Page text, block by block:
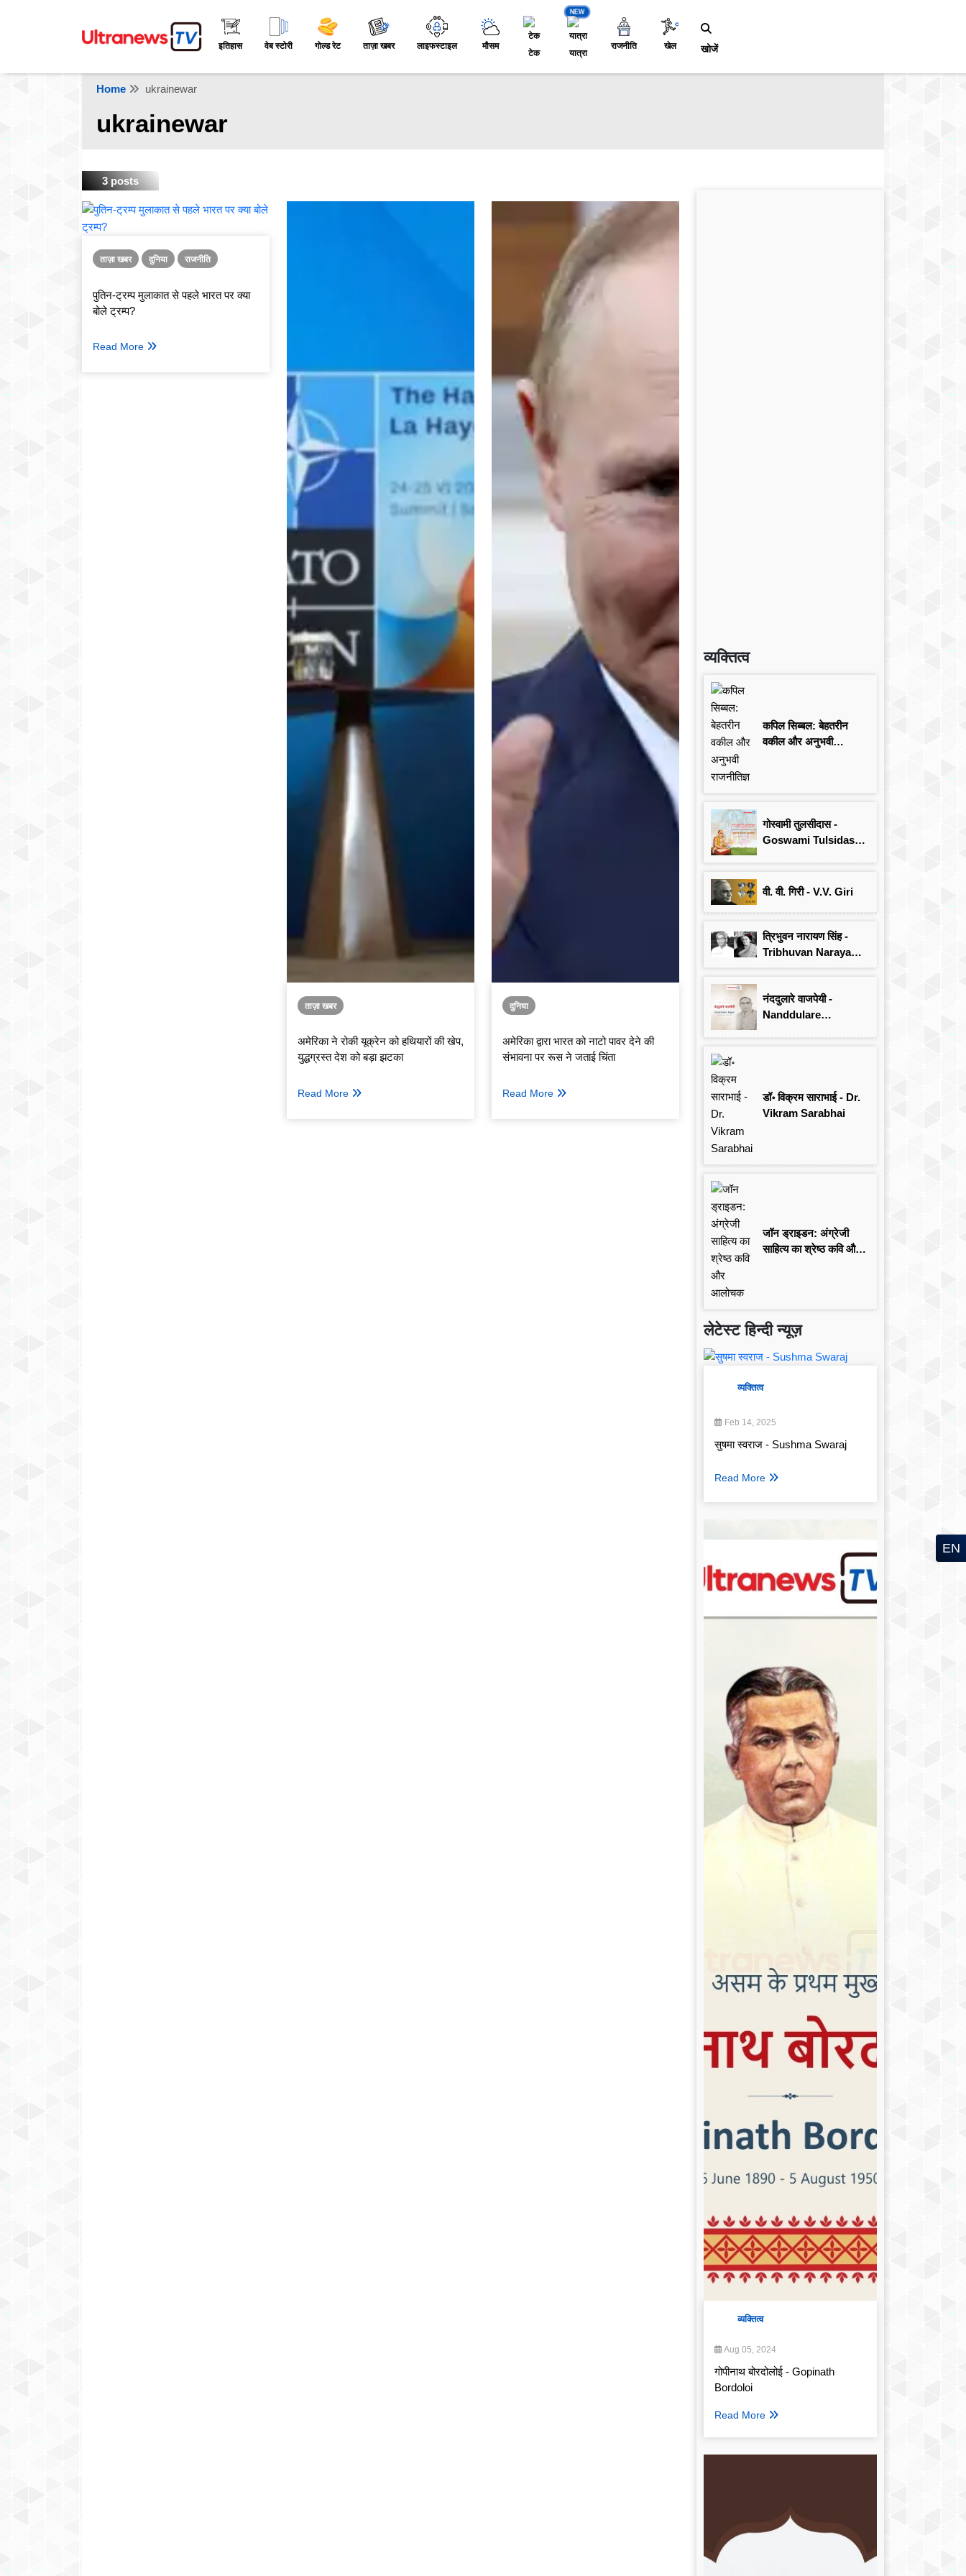
इतिहास वेब स्टोरी गोल्ड रेट ताज़ा खबर लाइफस्टाइल मौसम
टेक
NEW
यात्रा
राजनीति खेल खोजें
Home ukrainewar
ukrainewar
3 posts
ताज़ा खबर दुनिया राजनीति
पुतिन-ट्रम्प मुलाकात से पहले भारत पर क्या
बोले ट्रम्प?
Read More
ताज़ा खबर
अमेरिका ने रोकी यूक्रेन को हथियारों की खेप,
युद्धग्रस्त देश को बड़ा झटका
Read More
दुनिया
अमेरिका द्वारा भारत को नाटो पावर देने की
संभावना पर रूस ने जताई चिंता
Read More
व्यक्तित्व
कपिल सिब्बल: बेहतरीन
वकील और अनुभवी
गोस्वामी तुलसीदास -
Goswami Tulsidas:
वी. वी. गिरी - V.V. Giri
त्रिभुवन नारायण सिंह -
Tribhuvan Narayan
Singh
नंददुलारे वाजपेयी -
Nanddulare
डॉ॰ विक्रम साराभाई - Dr.
Vikram Sarabhai
जॉन ड्राइडन: अंग्रेजी
साहित्य का श्रेष्ठ कवि और
लेटेस्ट हिन्दी न्यूज़
व्यक्तित्व
Feb 14, 2025
सुषमा स्वराज - Sushma Swaraj
Read More
व्यक्तित्व
Aug 05, 2024
गोपीनाथ बोरदोलोई - Gopinath
Bordoloi
Read More
EN